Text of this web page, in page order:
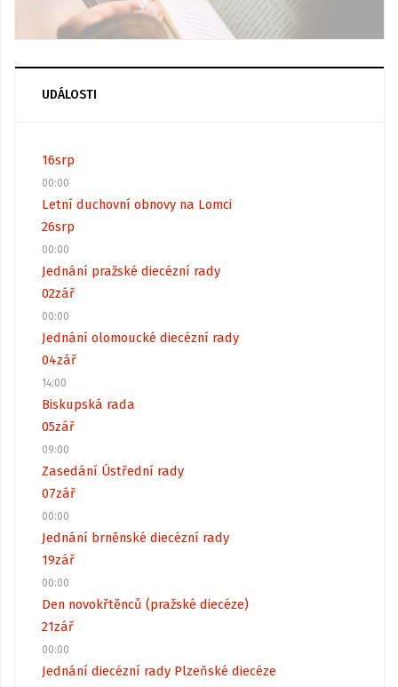
UDÁLOSTI
16srp
00:00
Letní duchovní obnovy na Lomci
26srp
00:00
Jednání pražské diecézní rady
02zář
00:00
Jednání olomoucké diecézní rady
04zář
14:00
Biskupská rada
05zář
09:00
Zasedání Ústřední rady
07zář
00:00
Jednání brněnské diecézní rady
19zář
00:00
Den novokřtěnců (pražské diecéze)
21zář
00:00
Jednání diecézní rady Plzeňské diecéze